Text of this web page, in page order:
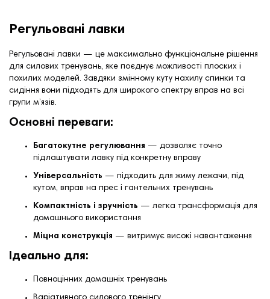
Регульовані лавки
Регульовані лавки — це максимально функціональне рішення
для силових тренувань, яке поєднує можливості плоских і
похилих моделей. Завдяки змінному куту нахилу спинки та
сидіння вони підходять для широкого спектру вправ на всі
групи м’язів.
Основні переваги:
Багатокутне регулювання — дозволяє точно
підлаштувати лавку під конкретну вправу
Універсальність — підходить для жиму лежачи, під
кутом, вправ на прес і гантельних тренувань
Компактність і зручність — легка трансформація для
домашнього використання
Міцна конструкція — витримує високі навантаження
Ідеально для:
Повноцінних домашніх тренувань